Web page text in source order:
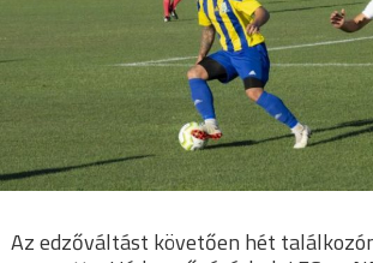
Az edzőváltást követően hét